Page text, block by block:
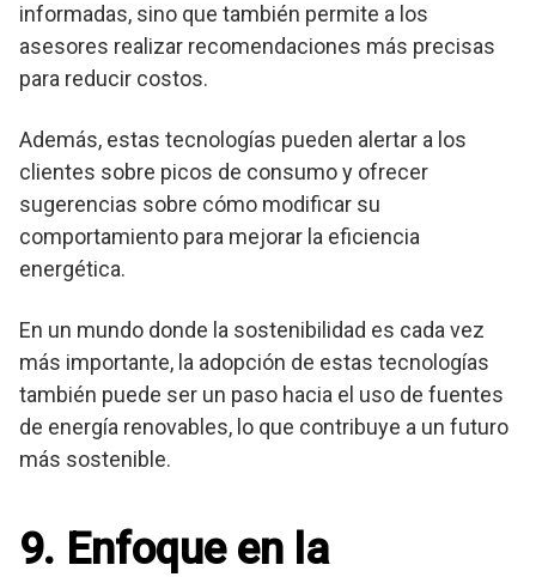
informadas, sino que también permite a los
asesores realizar recomendaciones más precisas
para reducir costos.
Además, estas tecnologías pueden alertar a los
clientes sobre picos de consumo y ofrecer
sugerencias sobre cómo modificar su
comportamiento para mejorar la eficiencia
energética.
En un mundo donde la sostenibilidad es cada vez
más importante, la adopción de estas tecnologías
también puede ser un paso hacia el uso de fuentes
de energía renovables, lo que contribuye a un futuro
más sostenible.
9. Enfoque en la